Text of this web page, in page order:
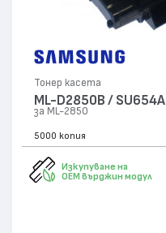
Тонер касета
ML-D2850B / SU654A
за ML-2850
5000 копия
Изкупуване на
OEM върджин модул